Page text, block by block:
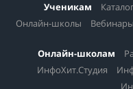
Ученикам
Онлайн-школы
Вебинары
Онлайн-школам
ИнфоХит.Студия